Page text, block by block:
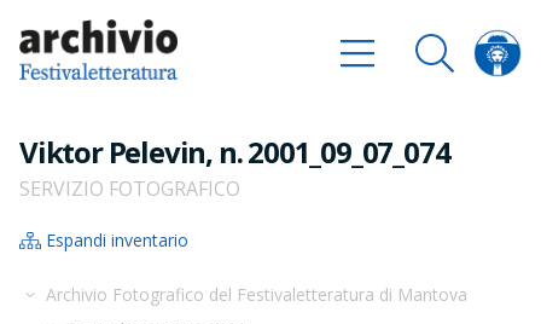
Viktor Pelevin, n. 2001_09_07_074
SERVIZIO FOTOGRAFICO
Espandi inventario
Archivio Fotografico del Festivaletteratura di Mantova